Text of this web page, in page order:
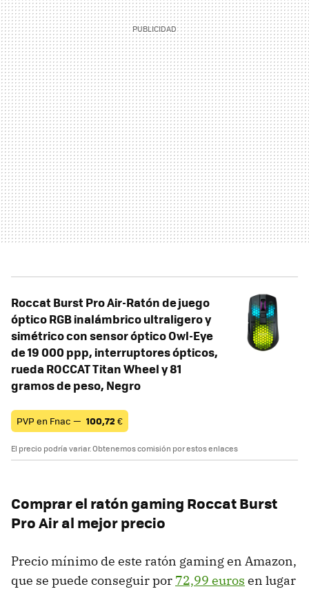
Roccat Burst Pro Air-Ratón de juego
óptico RGB inalámbrico ultraligero y
simétrico con sensor óptico Owl-Eye
de 19 000 ppp, interruptores ópticos,
rueda ROCCAT Titan Wheel y 81
gramos de peso, Negro
PVP en Fnac — 100,72 €
El precio podría variar. Obtenemos comisión por estos enlaces
Comprar el ratón gaming Roccat Burst
Pro Air al mejor precio
Precio mínimo de este ratón gaming en Amazon,
que se puede conseguir por 72,99 euros en lugar